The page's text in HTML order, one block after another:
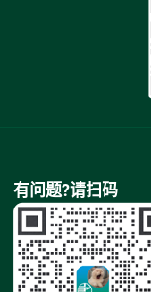
有问题?请扫码